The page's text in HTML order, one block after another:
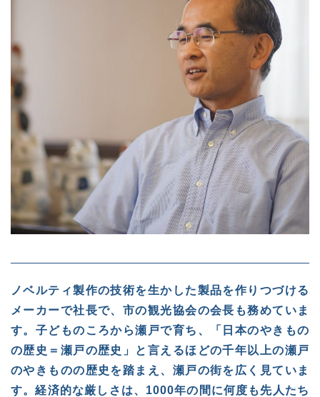
ノベルティ製作の技術を生かした製品を作りつづける
メーカーで社長で、市の観光協会の会長も務めていま
す。子どものころから瀬戸で育ち、「日本のやきもの
の歴史＝瀬戸の歴史」と言えるほどの千年以上の瀬戸
のやきものの歴史を踏まえ、瀬戸の街を広く見ていま
す。経済的な厳しさは、1000年の間に何度も先人たち